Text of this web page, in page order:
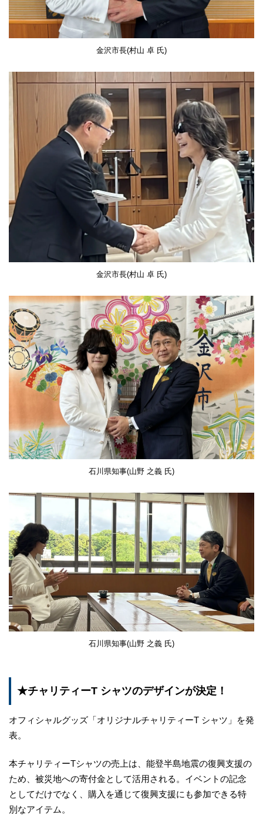
金沢市長(村山 卓 氏)
金沢市長(村山 卓 氏)
石川県知事(山野 之義 氏)
石川県知事(山野 之義 氏)
★チャリティーT シャツのデザインが決定！
オフィシャルグッズ「オリジナルチャリティーT シャツ」を発
表。
本チャリティーTシャツの売上は、能登半島地震の復興支援の
ため、被災地への寄付金として活用される。イベントの記念
としてだけでなく、購入を通じて復興支援にも参加できる特
別なアイテム。